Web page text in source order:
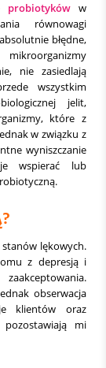
probiotyków w
równowagi
błędne,
nie zasiedlają
wszystkim
jelit,
które z
w związku z
wyniszczanie
je wspierać lub
lękowych.
z depresją i
obserwacja
klientów oraz
mi